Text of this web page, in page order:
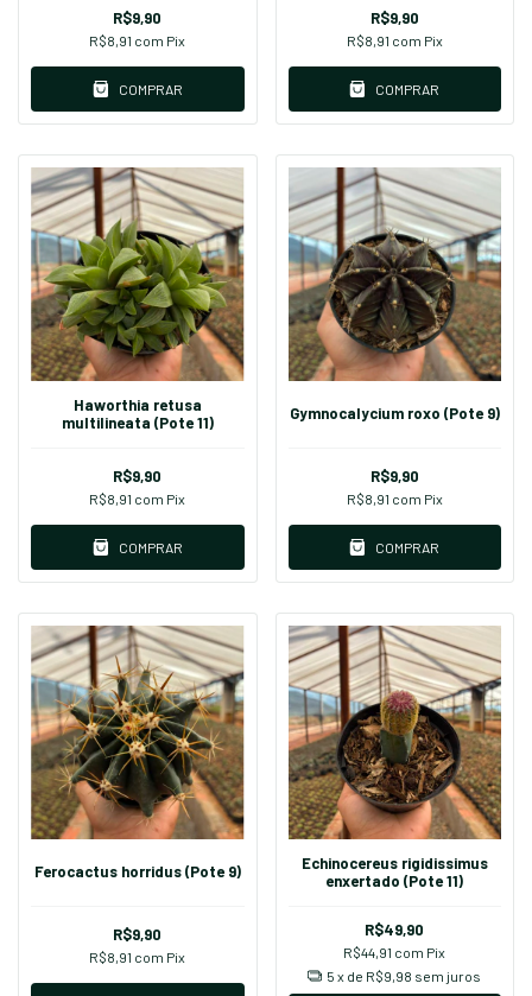
R$9,90
R$8,91 com Pix
COMPRAR
R$9,90
R$8,91 com Pix
COMPRAR
Haworthia retusa
multilineata (Pote 11)
R$9,90
R$8,91 com Pix
COMPRAR
Gymnocalycium roxo (Pote 9)
R$9,90
R$8,91 com Pix
COMPRAR
Ferocactus horridus (Pote 9)
R$9,90
R$8,91 com Pix
Echinocereus rigidissimus
enxertado (Pote 11)
R$49,90
R$44,91 com Pix
5 x de R$9,98 sem juros